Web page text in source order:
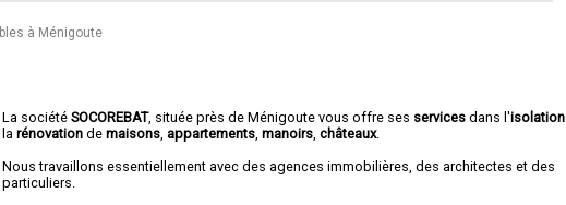
à Ménigoute
La sociétéSOCOREBAT, située près de Ménigoute vous offre ses services dans l'isolation
larénovation demaisons appartements ,manoirs ,châteaux.
Nous travaillons essentiellement avec des agences immobilières, des architectes et des
particuliers.